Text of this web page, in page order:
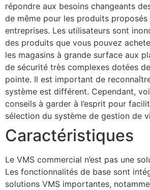
répondre aux besoins changeants
de même pour les produits proposés
entreprises. Les utilisateurs sont
des produits que vous pouvez
les magasins à grande surface aux
de sécurité très complexes dotées
pointe. Il est important de
système est différent. Cependant,
conseils à garder à l’esprit pour
sélection du système de gestion de
Caractéristiques
Le VMS commercial n’est pas une
Les fonctionnalités de base sont
solutions VMS importantes,